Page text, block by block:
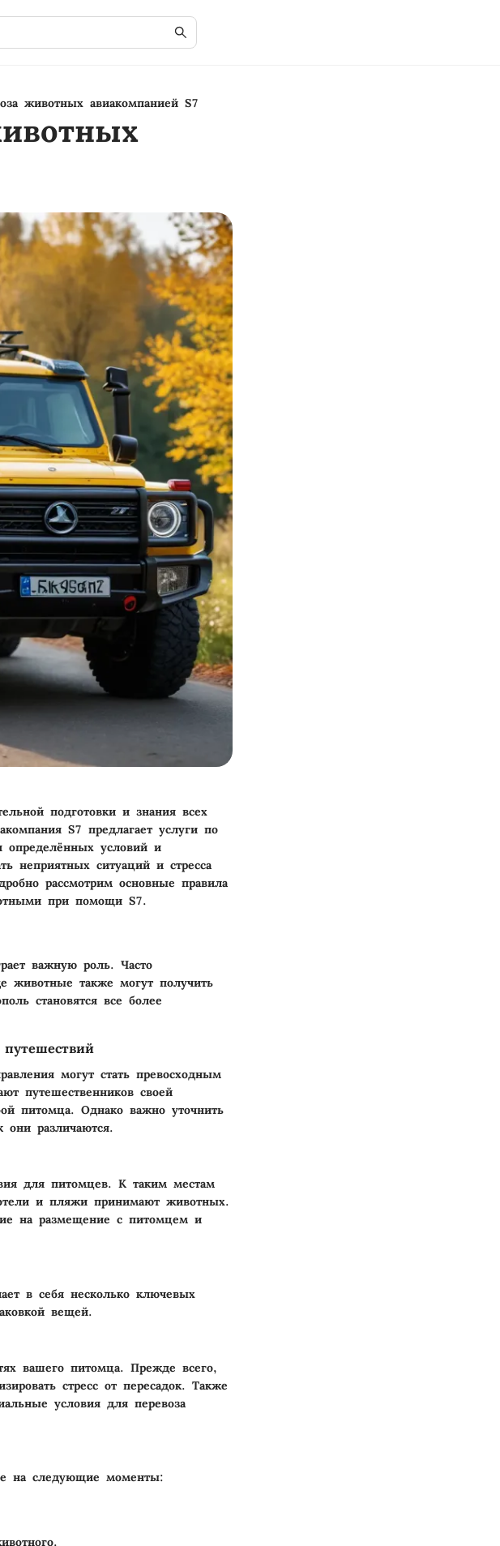
животных авиакомпанией S7
подготовки и знания всех
S7 предлагает услуги по
определённых условий и
неприятных ситуаций и стресса
рассмотрим основные правила
при помощи S7.
важную роль. Часто
животные также могут получить
становятся все более
могут стать превосходным
путешественников своей
питомца. Однако важно уточнить
они различаются.
для питомцев. К таким местам
и пляжи принимают животных.
на размещение с питомцем и
в себя несколько ключевых
вещей.
вашего питомца. Прежде всего,
стресс от пересадок. Также
условия для перевоза
на следующие моменты: